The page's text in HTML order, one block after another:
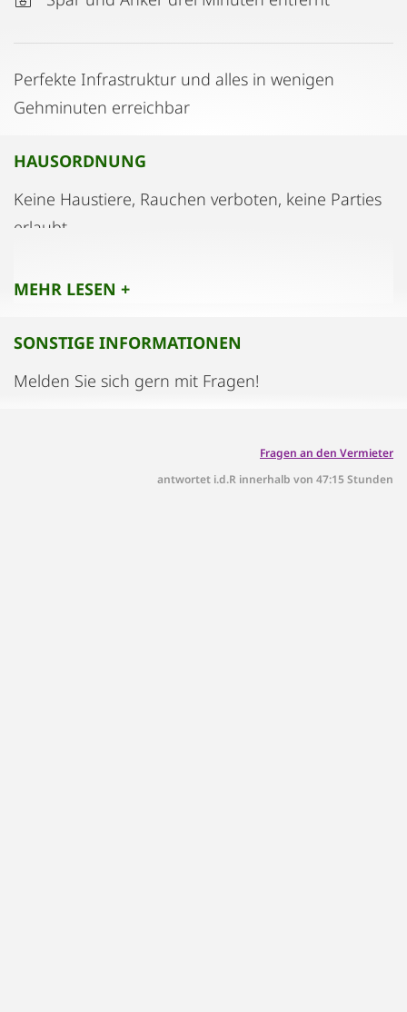
Perfekte Infrastruktur und alles in wenigen
Gehminuten erreichbar
HAUSORDNUNG
Keine Haustiere, Rauchen verboten, keine Parties
erlaubt
MEHR LESEN +
SONSTIGE INFORMATIONEN
Melden Sie sich gern mit Fragen!
Fragen an den Vermieter
antwortet i.d.R innerhalb von 47:15 Stunden